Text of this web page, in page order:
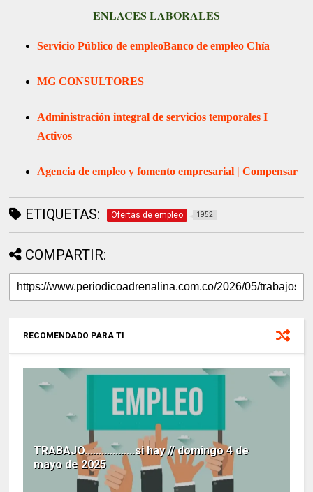
ENLACES LABORALES
Servicio Público de empleoBanco de empleo Chía
MG CONSULTORES
Administración integral de servicios temporales I
Activos
Agencia de empleo y fomento empresarial | Compensar
ETIQUETAS: Ofertas de empleo 1952
COMPARTIR:
RECOMENDADO PARA TI
TRABAJO..................si hay // domingo 4 de
mayo de 2025